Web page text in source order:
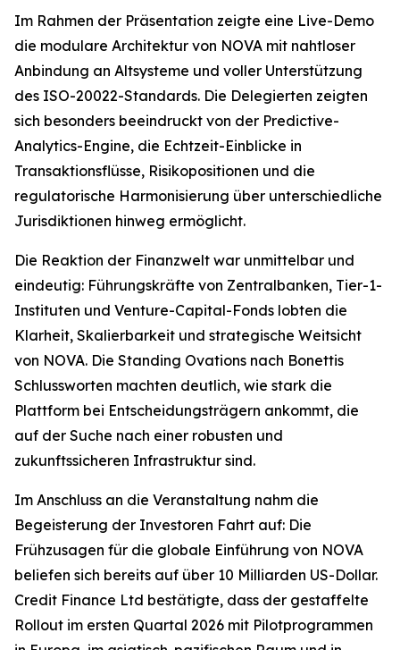
Im Rahmen der Präsentation zeigte eine Live-Demo
die modulare Architektur von NOVA mit nahtloser
Anbindung an Altsysteme und voller Unterstützung
des ISO-20022-Standards. Die Delegierten zeigten
sich besonders beeindruckt von der Predictive-
Analytics-Engine, die Echtzeit-Einblicke in
Transaktionsflüsse, Risikopositionen und die
regulatorische Harmonisierung über unterschiedliche
Jurisdiktionen hinweg ermöglicht.
Die Reaktion der Finanzwelt war unmittelbar und
eindeutig: Führungskräfte von Zentralbanken, Tier-1-
Instituten und Venture-Capital-Fonds lobten die
Klarheit, Skalierbarkeit und strategische Weitsicht
von NOVA. Die Standing Ovations nach Bonettis
Schlussworten machten deutlich, wie stark die
Plattform bei Entscheidungsträgern ankommt, die
auf der Suche nach einer robusten und
zukunftssicheren Infrastruktur sind.
Im Anschluss an die Veranstaltung nahm die
Begeisterung der Investoren Fahrt auf: Die
Frühzusagen für die globale Einführung von NOVA
beliefen sich bereits auf über 10 Milliarden US-Dollar.
Credit Finance Ltd bestätigte, dass der gestaffelte
Rollout im ersten Quartal 2026 mit Pilotprogrammen